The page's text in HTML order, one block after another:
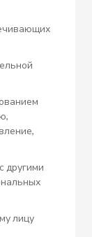
другими
лицу